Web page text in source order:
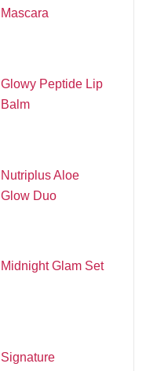
Mascara
Glowy Peptide Lip
Balm
Nutriplus Aloe
Glow Duo
Midnight Glam Set
Signature